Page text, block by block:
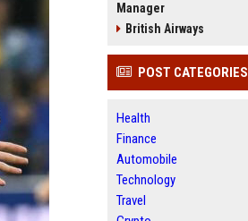
Manager
British Airways
POST CATEGORIES
Health
Finance
Automobile
Technology
Travel